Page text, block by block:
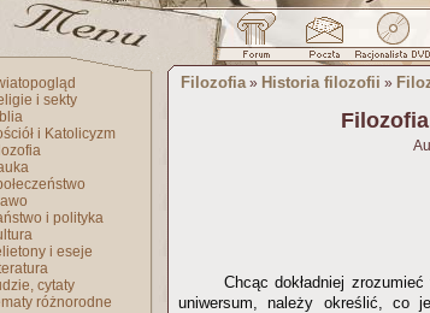
i sekty
i Katolicyzm
i polityka
i eseje
cytaty
różnorodne
Filozofia» Historia filozofii »
Chcąc dokładniej
uniwersum, należy określić, co